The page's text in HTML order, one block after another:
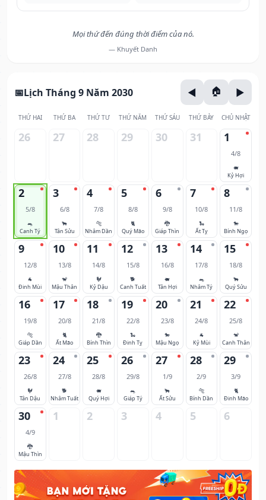
Mọi thứ đến đúng thời điểm của nó.
— Khuyết Danh
Lịch Tháng 9 Năm 2030
THỨ HAI THỨ BA THỨ TƯ THỨ NĂM THỨ SÁU THỨ BẢY CHỦ NHẬT
26 27 28 29 30 31 1
4/8
🐖
Kỷ Hợi
2
5/8
🐀
Canh Tý
3
6/8
🐂
Tân Sửu
4
7/8
🐅
Nhâm Dần
5
8/8
🐈
Quý Mão
6
9/8
🐉
Giáp Thìn
7
10/8
🐍
Ất Tỵ
8
11/8
🐎
Bính Ngọ
9
12/8
🐐
Đinh Mùi
10
13/8
🐒
Mậu Thân
11
14/8
🐓
Kỷ Dậu
12
15/8
🐕
Canh Tuất
13
16/8
🐖
Tân Hợi
14
17/8
🐀
Nhâm Tý
15
18/8
🐂
Quý Sửu
16
19/8
🐅
Giáp Dần
17
20/8
🐈
Ất Mão
18
21/8
🐉
Bính Thìn
19
22/8
🐍
Đinh Tỵ
20
23/8
🐎
Mậu Ngọ
21
24/8
🐐
Kỷ Mùi
22
25/8
🐒
Canh Thân
23
26/8
🐓
Tân Dậu
24
27/8
🐕
Nhâm Tuất
25
28/8
🐖
Quý Hợi
26
29/8
🐀
Giáp Tý
27
1/9
🐂
Ất Sửu
28
2/9
🐅
Bính Dần
29
3/9
🐈
Đinh Mão
30
4/9
🐉
Mậu Thìn
1 2 3 4 5 6